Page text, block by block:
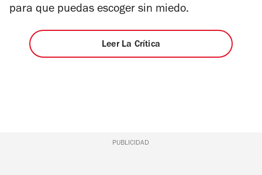
para que puedas escoger sin miedo.
Leer La Crítica
PUBLICIDAD